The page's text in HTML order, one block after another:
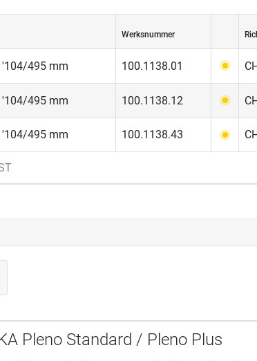
Werksnummer
495 mm 100.1138.01
495 mm 100.1138.12
495 mm 100.1138.43
Pleno Standard / Pleno Plus